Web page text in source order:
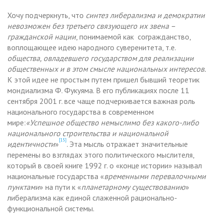
Хочу подчеркнуть, что синтез либерализма и демократии
невозможен без третьего связующего их звена –
гражданской нации, понимаемой как согражданство,
воплощающее идею народного суверенитета, т.е.
общества, овладевшего государством для реализации
общественных и в этом смысле национальных интересов.
К этой идее не простым путем пришел бывший теоретик
мондиализма Ф. Фукуяма. В его публикациях после 11
сентября 2001 г. все чаще подчеркивается важная роль
национального государства в современном
мире:«Успешное общество немыслимо без какого-либо
национального строительства и национальной
идентичности» [15] . Эта мысль отражает значительные
перемены во взглядах этого политического мыслителя,
который в своей книге 1992 г. о «конце истории» называл
национальные государства «временными перевалочными
пунктами» на пути к «планетарному существованию»
либерализма как единой слаженной рационально-
функциональной системы.